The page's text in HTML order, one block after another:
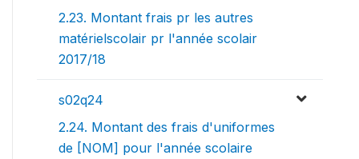
2.23. Montant frais pr les autres
matérielscolair pr l'année scolair
2017/18
s02q24
2.24. Montant des frais d'uniformes
de [NOM] pour l'année scolaire